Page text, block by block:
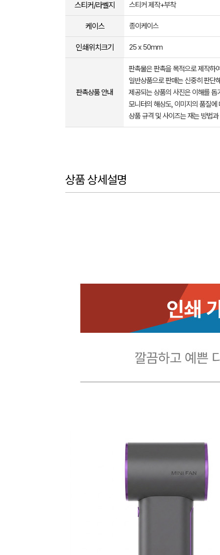
스티커/라벨지 스티커 제작+부착
케이스 종이케이스
인쇄위치크기 25 x 50mm
판촉상품 안내
판촉물은 판촉을 목적으로 제작하
일반상품으로 판매는 신중히 판단
제공되는 상품의 사진은 이해를
모니터의 해상도, 이미지의 품질
상품 규격 및 사이즈는 재는 방법
상품 상세설명